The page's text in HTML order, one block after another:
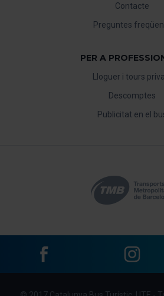
Contacte
Preguntes
PER A
Lloguer i tours
Descomptes
Publicitat en el